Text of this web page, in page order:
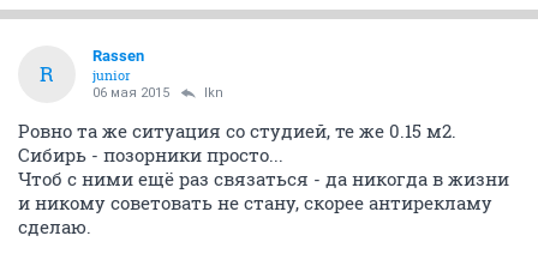
R
Rassen
junior
06 мая 2015 lkn
Ровно та же ситуация со студией, те же 0.15 м2.
Сибирь - позорники просто...
Чтоб с ними ещё раз связаться - да никогда в жизни
и никому советовать не стану, скорее антирекламу
сделаю.